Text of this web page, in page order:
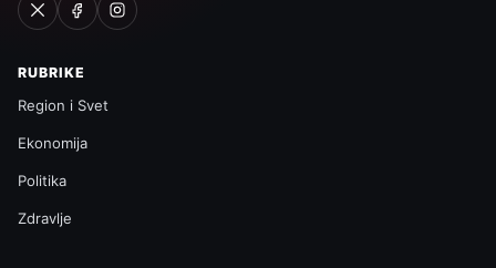
RUBRIKE
Region i Svet
Ekonomija
Politika
Zdravlje